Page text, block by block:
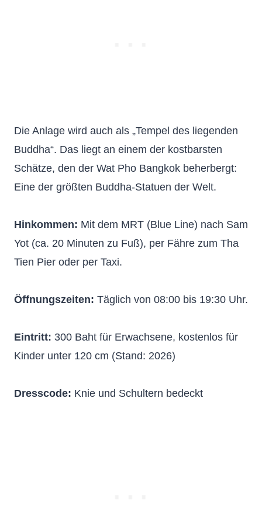
Die Anlage wird auch als „Tempel des liegenden
Buddha“. Das liegt an einem der kostbarsten
Schätze, den der Wat Pho Bangkok beherbergt:
Eine der größten Buddha-Statuen der Welt.
Hinkommen: Mit dem MRT (Blue Line) nach Sam
Yot (ca. 20 Minuten zu Fuß), per Fähre zum Tha
Tien Pier oder per Taxi.
Öffnungszeiten: Täglich von 08:00 bis 19:30 Uhr.
Eintritt: 300 Baht für Erwachsene, kostenlos für
Kinder unter 120 cm (Stand: 2026)
Dresscode: Knie und Schultern bedeckt